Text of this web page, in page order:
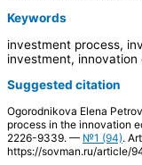
Keywords
investment process,
investment, innovation
Suggested citation
Ogorodnikova Elena
process in the innovation
2226-9339. — №1 (94).
https://sovman.ru/article/